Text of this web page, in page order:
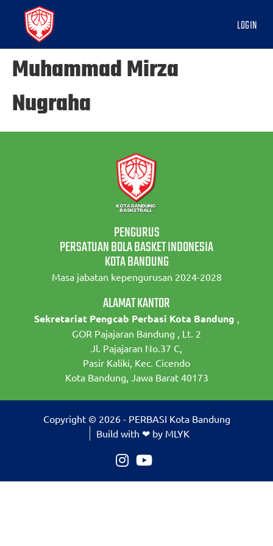
LOGIN
Muhammad Mirza
Nugraha
PENGURUS
PERSATUAN BOLA BASKET INDONESIA
KOTA BANDUNG
Masa jabatan kepengurusan 2024-2028
ALAMAT KANTOR
Sekretariat Pengcab Perbasi Kota Bandung ,
GOR Pajajaran Bandung , Lt. 2
Jl. Pajajaran No.37 C,
Pasir Kaliki, Kec. Cicendo
Kota Bandung, Jawa Barat 40173
Copyright © 2026 - PERBASI Kota Bandung
Build with ❤ by MLYK